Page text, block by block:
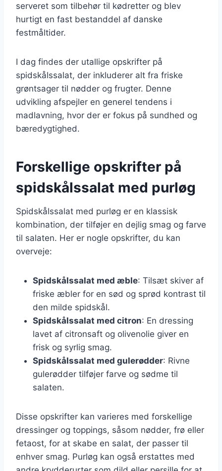
serveret som tilbehør til kødretter og blev
hurtigt en fast bestanddel af danske
festmåltider.
I dag findes der utallige opskrifter på
spidskålssalat, der inkluderer alt fra friske
grøntsager til nødder og frugter. Denne
udvikling afspejler en generel tendens i
madlavning, hvor der er fokus på sundhed og
bæredygtighed.
Forskellige opskrifter på
spidskålssalat med purløg
Spidskålssalat med purløg er en klassisk
kombination, der tilføjer en dejlig smag og farve
til salaten. Her er nogle opskrifter, du kan
overveje:
Spidskålssalat med æble: Tilsæt skiver af
friske æbler for en sød og sprød kontrast til
den milde spidskål.
Spidskålssalat med citron: En dressing
lavet af citronsaft og olivenolie giver en
frisk og syrlig smag.
Spidskålssalat med gulerødder: Rivne
gulerødder tilføjer farve og sødme til
salaten.
Disse opskrifter kan varieres med forskellige
dressinger og toppings, såsom nødder, frø eller
fetaost, for at skabe en salat, der passer til
enhver smag. Purløg kan også erstattes med